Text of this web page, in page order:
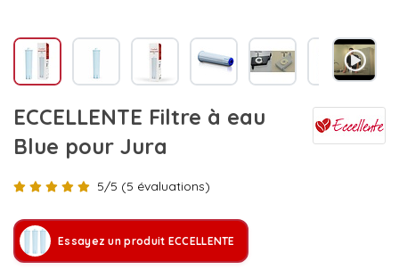
ECCELLENTE Filtre à eau
Blue pour Jura
5/5 (5 évaluations)
Essayez un produit ECCELLENTE